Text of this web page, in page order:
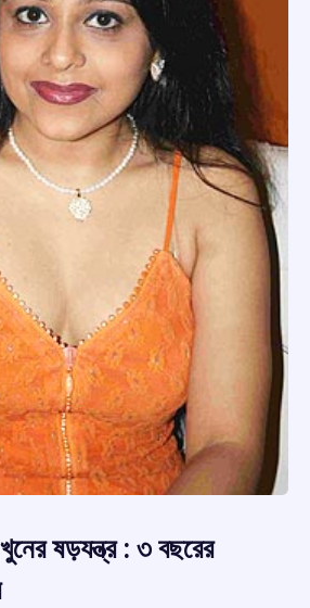
ষড়যন্ত্র : ৩ বছরের